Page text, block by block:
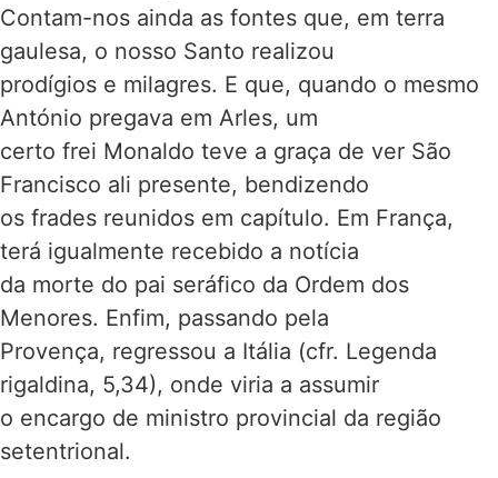
Contam-nos ainda as fontes que, em terra
gaulesa, o nosso Santo realizou
prodígios e milagres. E que, quando o mesmo
António pregava em Arles, um
certo frei Monaldo teve a graça de ver São
Francisco ali presente, bendizendo
os frades reunidos em capítulo. Em França,
terá igualmente recebido a notícia
da morte do pai seráfico da Ordem dos
Menores. Enfim, passando pela
Provença, regressou a Itália (cfr. Legenda
rigaldina, 5,34), onde viria a assumir
o encargo de ministro provincial da região
setentrional.